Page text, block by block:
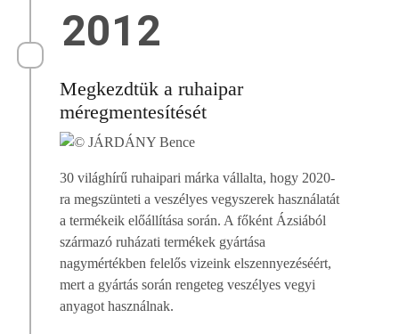
2012
Megkezdtük a ruhaipar
méregmentesítését
30 világhírű ruhaipari márka vállalta, hogy 2020-
ra megszünteti a veszélyes vegyszerek használatát
a termékeik előállítása során. A főként Ázsiából
származó ruházati termékek gyártása
nagymértékben felelős vizeink elszennyezéséért,
mert a gyártás során rengeteg veszélyes vegyi
anyagot használnak.